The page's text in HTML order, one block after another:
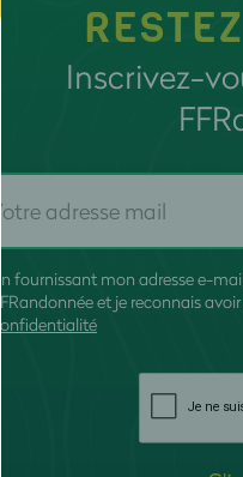
Inscrivez-
En fournissant mon adresse e-
FFRandonnée et je reconnais
confidentialité